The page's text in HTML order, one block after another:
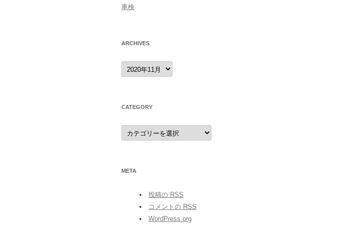
車検
ARCHIVES
archives
CATEGORY
category
META
投稿の RSS
コメントの RSS
WordPress.org